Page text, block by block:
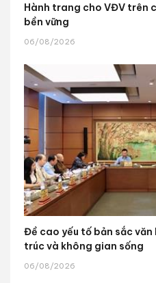
Hành trang cho VĐV trên
bền vững
06/08/2026
Đề cao yếu tố bản sắc
trúc và không gian sống
06/08/2026